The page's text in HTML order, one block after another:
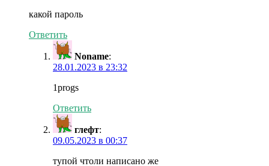
какой пароль
Ответить
Noname:
28.01.2023 в 23:32
1progs
Ответить
глефт:
09.05.2023 в 00:37
тупой чтоли написано же